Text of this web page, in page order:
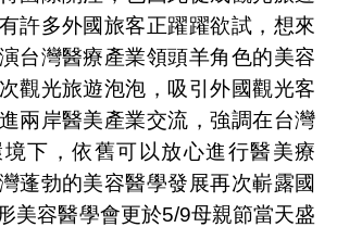
許多外國旅客正躍躍欲試，想來
台灣醫療產業領頭羊角色的美容
觀光旅遊泡泡，吸引外國觀光客
兩岸醫美產業交流，強調在台灣
下，依舊可以放心進行醫美療
蓬勃的美容醫學發展再次嶄露國
美容醫學會更於5/9母親節當天盛